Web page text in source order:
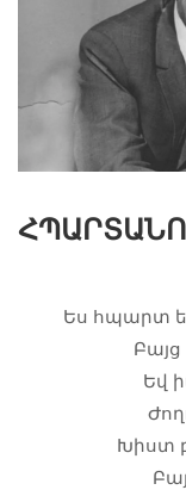
Ես հպարտ
Եվ
Խիստ